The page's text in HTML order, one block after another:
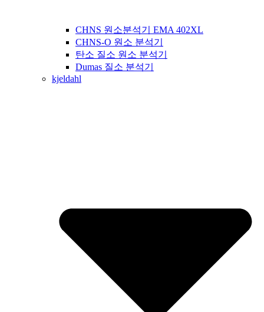
CHNS 원소분석기 EMA 402XL
CHNS-O 원소 분석기
탄소 질소 원소 분석기
Dumas 질소 분석기
kjeldahl